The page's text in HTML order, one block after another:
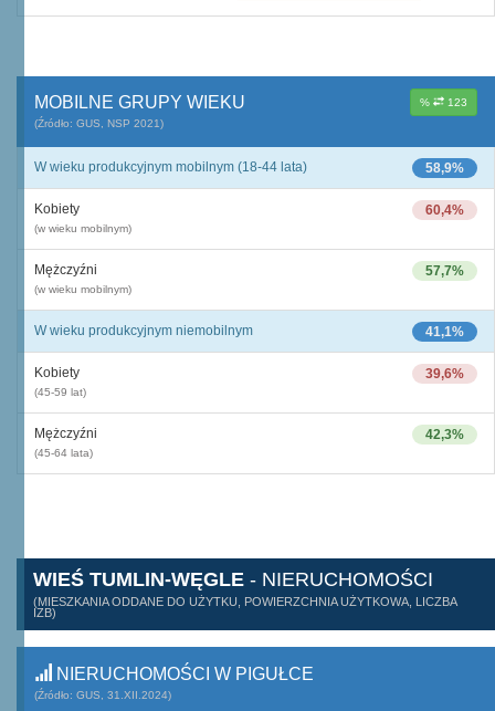
% 123
MOBILNE GRUPY WIEKU
(Źródło: GUS, NSP 2021)
58,9%
W wieku produkcyjnym mobilnym (18-44 lata)
60,4%
Kobiety
(w wieku mobilnym)
57,7%
Mężczyźni
(w wieku mobilnym)
41,1%
W wieku produkcyjnym niemobilnym
39,6%
Kobiety
(45-59 lat)
42,3%
Mężczyźni
(45-64 lata)
WIEŚ TUMLIN-WĘGLE - NIERUCHOMOŚCI
(MIESZKANIA ODDANE DO UŻYTKU, POWIERZCHNIA UŻYTKOWA, LICZBA
IZB)
NIERUCHOMOŚCI W PIGUŁCE
(Źródło: GUS, 31.XII.2024)